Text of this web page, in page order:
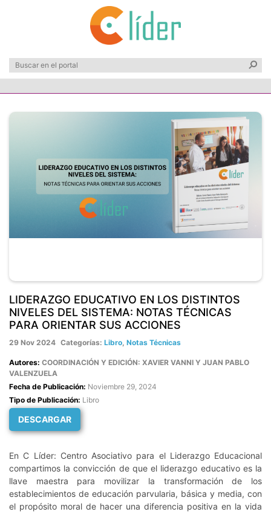
LIDERAZGO EDUCATIVO EN LOS DISTINTOS
NIVELES DEL SISTEMA: NOTAS TÉCNICAS
PARA ORIENTAR SUS ACCIONES
29 Nov 2024 Categorías: Libro Notas Técnicas
Autores: COORDINACIÓN Y EDICIÓN: XAVIER VANNI Y JUAN PABLO
VALENZUELA
Fecha de Publicación: Noviembre 29, 2024
Tipo de Publicación: Libro
DESCARGAR
En C Líder: Centro Asociativo para el Liderazgo Educacional
compartimos la convicción de que el liderazgo educativo es la
llave maestra para movilizar la transformación de los
establecimientos de educación parvularia, básica y media, con
el propósito moral de hacer una diferencia positiva en la vida